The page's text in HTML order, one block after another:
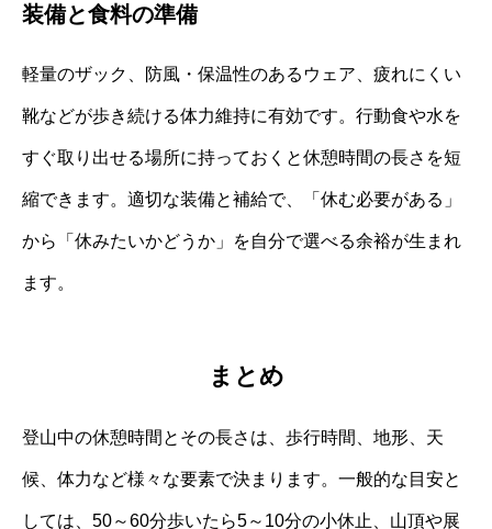
装備と食料の準備
軽量のザック、防風・保温性のあるウェア、疲れにくい
靴などが歩き続ける体力維持に有効です。行動食や水を
すぐ取り出せる場所に持っておくと休憩時間の長さを短
縮できます。適切な装備と補給で、「休む必要がある」
から「休みたいかどうか」を自分で選べる余裕が生まれ
ます。
まとめ
登山中の休憩時間とその長さは、歩行時間、地形、天
候、体力など様々な要素で決まります。一般的な目安と
しては、50～60分歩いたら5～10分の小休止、山頂や展